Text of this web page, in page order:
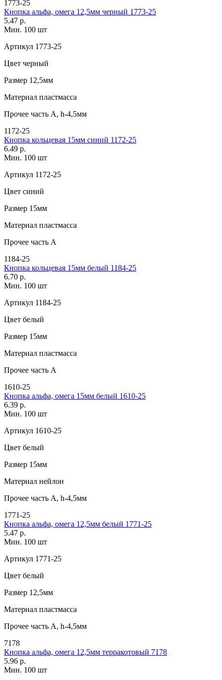
1773-25
Кнопка альфа, омега 12,5мм черный 1773-25
5.47 р.
Мин. 100 шт
Артикул 1773-25
Цвет черный
Размер 12,5мм
Материал пластмасса
Прочее часть A, h-4,5мм
1172-25
Кнопка кольцевая 15мм синий 1172-25
6.49 р.
Мин. 100 шт
Артикул 1172-25
Цвет синий
Размер 15мм
Материал пластмасса
Прочее часть A
1184-25
Кнопка кольцевая 15мм белый 1184-25
6.70 р.
Мин. 100 шт
Артикул 1184-25
Цвет белый
Размер 15мм
Материал пластмасса
Прочее часть A
1610-25
Кнопка альфа, омега 15мм белый 1610-25
6.39 р.
Мин. 100 шт
Артикул 1610-25
Цвет белый
Размер 15мм
Материал нейлон
Прочее часть A, h-4,5мм
1771-25
Кнопка альфа, омега 12,5мм белый 1771-25
5.47 р.
Мин. 100 шт
Артикул 1771-25
Цвет белый
Размер 12,5мм
Материал пластмасса
Прочее часть A, h-4,5мм
7178
Кнопка альфа, омега 12,5мм терракотовый 7178
5.96 р.
Мин. 100 шт